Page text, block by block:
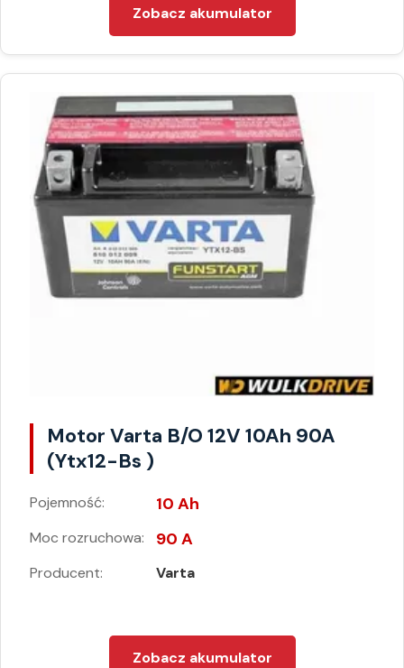
Zobacz akumulator
Motor Varta B/O 12V 10Ah 90A
(Ytx12-Bs )
Pojemność: 10 Ah
Moc rozruchowa: 90 A
Producent: Varta
Zobacz akumulator